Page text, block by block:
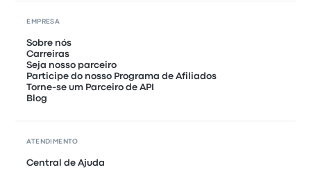
EMPRESA
Sobre nós
Carreiras
Seja nosso parceiro
Participe do nosso Programa de Afiliados
Torne-se um Parceiro de API
Blog
ATENDIMENTO
Central de Ajuda